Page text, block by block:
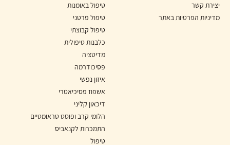
יצירת קשר
מדיניות הפרטיות באתר
טיפול באומנות
טיפול פרטני
טיפול קבוצתי
כלבנות טיפולית
מדיטציה
פסיכודרמה
איזון נפשי
אשפוז פסיכיאטרי
דיכאון קליני
הלומי קרב ופוסט טראומטיים
התמכרות לקנאביס
טיפול